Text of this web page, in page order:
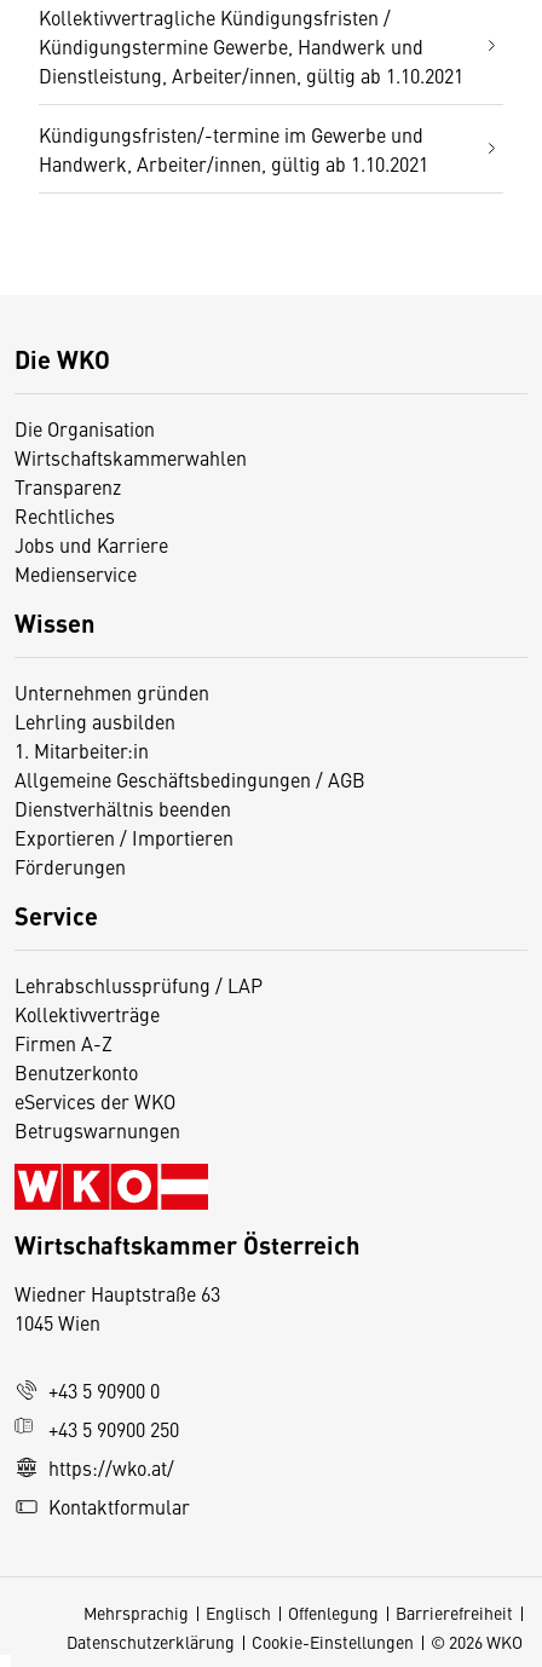
Kollektivvertragliche Kündigungsfristen /
Kündigungstermine Gewerbe, Handwerk und
Dienstleistung, Arbeiter/innen, gültig ab 1.10.2021
Kündigungsfristen/-termine im Gewerbe und
Handwerk, Arbeiter/innen, gültig ab 1.10.2021
Die WKO
Die Organisation
Wirtschaftskammerwahlen
Transparenz
Rechtliches
Jobs und Karriere
Medienservice
Wissen
Unternehmen gründen
Lehrling ausbilden
1. Mitarbeiter:in
Allgemeine Geschäftsbedingungen / AGB
Dienstverhältnis beenden
Exportieren / Importieren
Förderungen
Service
Lehrabschlussprüfung / LAP
Kollektivverträge
Firmen A-Z
Benutzerkonto
eServices der WKO
Betrugswarnungen
Wirtschaftskammer Österreich
Wiedner Hauptstraße 63
1045 Wien
+43 5 90900 0
+43 5 90900 250
https://wko.at/
Kontaktformular
Mehrsprachig Englisch Offenlegung
Barrierefreiheit
Datenschutzerklärung
Cookie-Einstellungen © 2026 WKO
D
s
e
S
e